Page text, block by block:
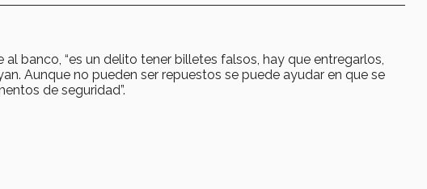
banco, “es un delito tener billetes falsos, hay que entregarlos,
Aunque no pueden ser repuestos se puede ayudar en que se
de seguridad”.